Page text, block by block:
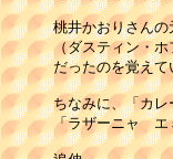
桃井かおりさん
（ダスティン・
だったのを覚えて
ちなみに、「カ
「ラザーニャ　